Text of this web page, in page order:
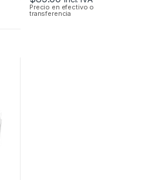
Precio en efectivo o
transferencia